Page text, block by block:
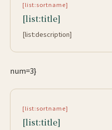
[list:sortname]
[list:title]
[list:description]
num=3}
[list:sortname]
[list:title]